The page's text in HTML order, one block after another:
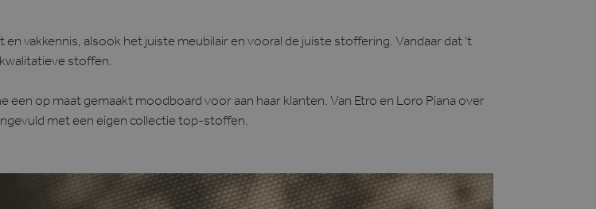
vakkennis, alsook het juiste meubilair en vooral de juiste stoffering. Vandaar dat ’t
stoffen.
op maat gemaakt moodboard voor aan haar klanten. Van Etro en Loro Piana over
met een eigen collectie top-stoffen.